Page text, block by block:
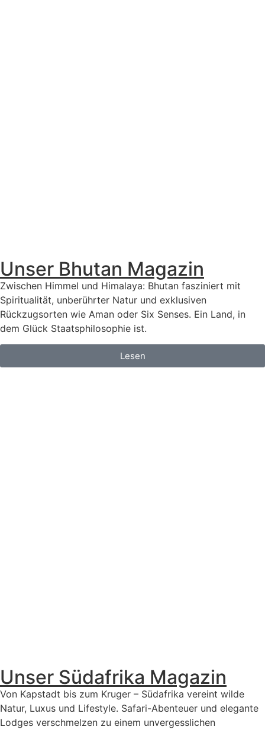
Unser Bhutan Magazin
Zwischen Himmel und Himalaya: Bhutan fasziniert mit
Spiritualität, unberührter Natur und exklusiven
Rückzugsorten wie Aman oder Six Senses. Ein Land, in
dem Glück Staatsphilosophie ist.
Lesen
Unser Südafrika Magazin
Von Kapstadt bis zum Kruger – Südafrika vereint wilde
Natur, Luxus und Lifestyle. Safari-Abenteuer und elegante
Lodges verschmelzen zu einem unvergesslichen